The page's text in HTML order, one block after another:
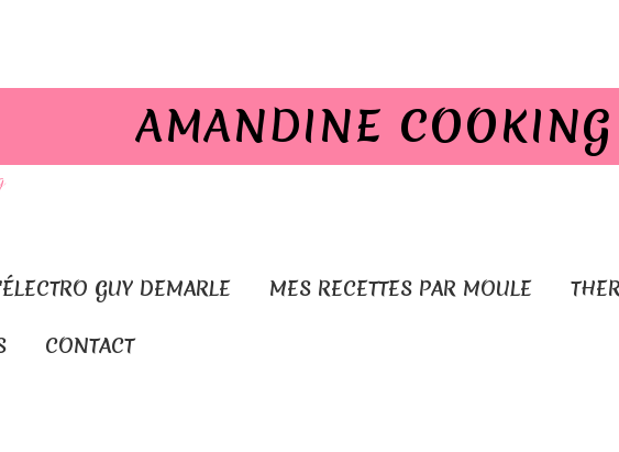
AMANDINE COOKING
GUY DEMARLE MES RECETTES PAR MOULE
CONTACT